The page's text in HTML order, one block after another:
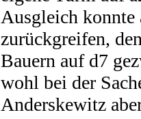
Ausgleich konnte
zurückgreifen,
Bauern auf d7
wohl bei der
Anderskewitz